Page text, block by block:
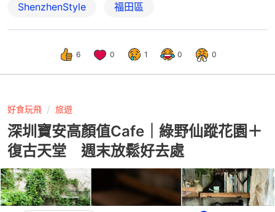
ShenzhenStyle 福田區
6 0 1 0 0
好食玩飛 旅遊
深圳寶安高顏值Cafe｜綠野仙蹤花園＋
復古天堂 週末放鬆好去處